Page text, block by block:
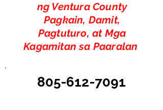
ng Ventura County
Pagkain, Damit,
Pagtuturo, at Mga
Kagamitan sa Paaralan
805-612-7091